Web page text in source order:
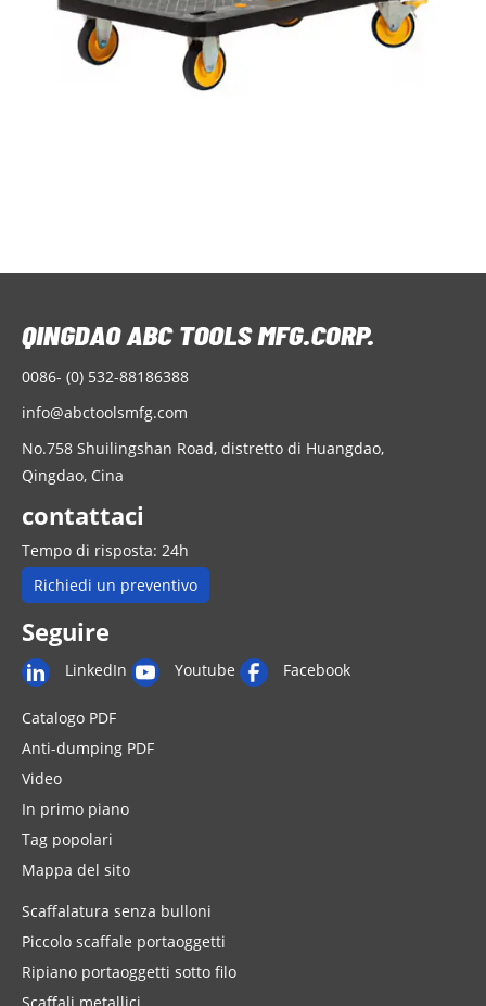
0086- (0) 532-88186388
info@abctoolsmfg.com
No.758 Shuilingshan Road, distretto di Huangdao,
Qingdao, Cina
contattaci
Tempo di risposta: 24h
Richiedi un preventivo
Seguire
LinkedIn Youtube Facebook
Catalogo PDF
Anti-dumping PDF
Video
In primo piano
Tag popolari
Mappa del sito
Scaffalatura senza bulloni
Piccolo scaffale portaoggetti
Ripiano portaoggetti sotto filo